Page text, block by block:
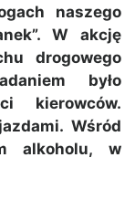
naszego
W akcję
drogowego
było
kierowców.
Wśród
alkoholu, w